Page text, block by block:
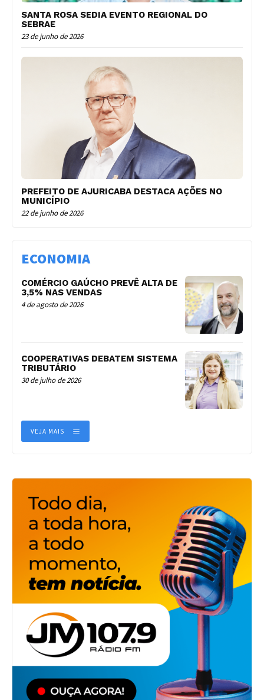
SANTA ROSA SEDIA EVENTO REGIONAL DO
SEBRAE
23 de junho de 2026
PREFEITO DE AJURICABA DESTACA AÇÕES NO
MUNICÍPIO
22 de junho de 2026
ECONOMIA
COMÉRCIO GAÚCHO PREVÊ ALTA DE
3,5% NAS VENDAS
4 de agosto de 2026
COOPERATIVAS DEBATEM SISTEMA
TRIBUTÁRIO
30 de julho de 2026
VEJA MAIS